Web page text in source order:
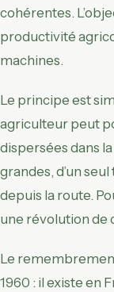
cohérentes.
productivité
machines.
Le principe est
agriculteur peut
dispersées dans
grandes, d’un
depuis la route.
une révolution de
Le
1960 : il existe en